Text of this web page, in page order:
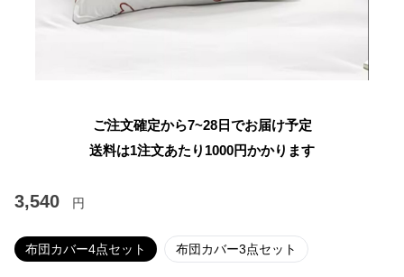
ご注文確定から7~28日でお届け予定
送料は1注文あたり 1000円かかります
3,540 円
布団カバー4点セット 布団カバー3点セット